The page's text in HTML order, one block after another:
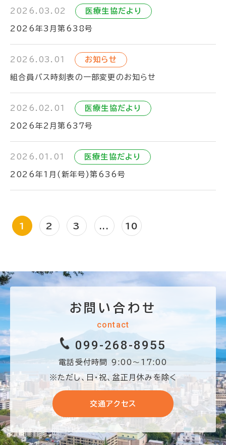
2026.03.02 医療生協だより
2026年3月第638号
2026.03.01 お知らせ
組合員バス時刻表の一部変更のお知らせ
2026.02.01 医療生協だより
2026年2月第637号
2026.01.01 医療生協だより
2026年1月(新年号)第636号
1 2 3 ... 10
お問い合わせ
contact
099-268-8955
電話受付時間 9:00〜17:00
※ただし、日・祝、盆正月休みを除く
交通アクセス